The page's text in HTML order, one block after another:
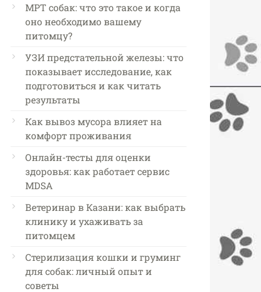
МРТ собак: что это такое и когда
оно необходимо вашему
питомцу?
УЗИ предстательной железы: что
показывает исследование, как
подготовиться и как читать
результаты
Как вывоз мусора влияет на
комфорт проживания
Онлайн-тесты для оценки
здоровья: как работает сервис
MDSA
Ветеринар в Казани: как выбрать
клинику и ухаживать за
питомцем
Стерилизация кошки и груминг
для собак: личный опыт и
советы